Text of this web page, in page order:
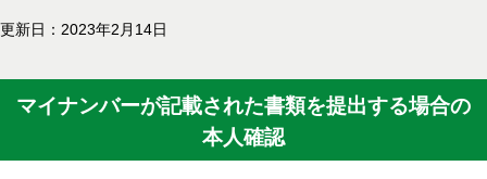
更新日：2023年2月14日
マイナンバーが記載された書類を提出する場合の
本人確認